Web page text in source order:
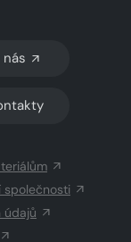
nás
společnosti
údajů